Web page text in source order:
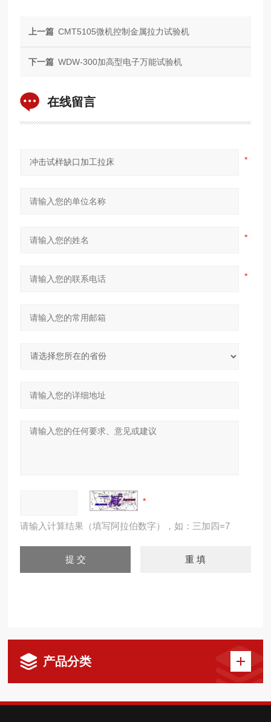
上一篇 CMT5105微机控制金属拉力试验机
下一篇 WDW-300加高型电子万能试验机
在线留言
请输入计算结果（填写阿拉伯数字），如：三加四=7
产品分类